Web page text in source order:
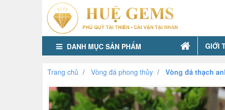
DANH MỤC SẢN PHẨM
GIỚI
Trang chủ Vòng đá phong thủy Vòng đá thạch